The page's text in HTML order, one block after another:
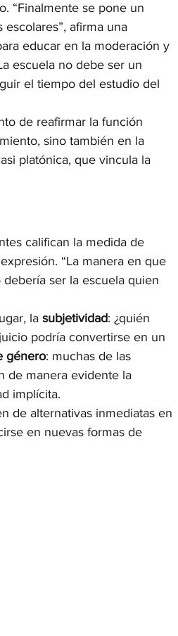
“Finalmente se pone un
afirma una
educar en la moderación y
escuela no debe ser un
el tiempo del estudio del
de reafirmar la función
sino también en la
platónica, que vincula la
califican la medida de
“La manera en que
ser la escuela quien
la subjetividad: ¿quién
podría convertirse en un
género: muchas de las
de manera evidente la
implícita.
de alternativas inmediatas en
en nuevas formas de